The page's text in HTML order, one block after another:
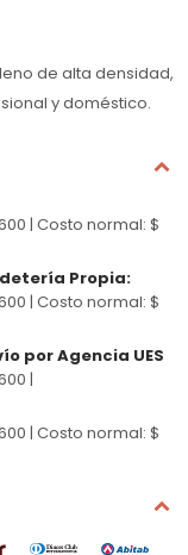
de alta densidad,
y doméstico.
| Costo normal: $
Propia:
| Costo normal: $
por Agencia UES
|
| Costo normal: $